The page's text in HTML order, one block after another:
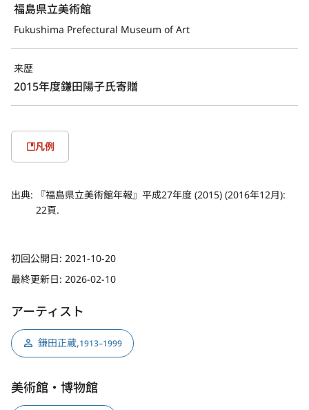
福島県立美術館
Fukushima Prefectural Museum of Art
来歴
2015年度鎌田陽子氏寄贈
凡例
出典:
『福島県立美術館年報』平成27年度 (2015) (2016年12月):
22頁.
初回公開日: 2021-10-20
最終更新日: 2026-02-10
アーティスト
鎌田正蔵,1913–1999
美術館・博物館